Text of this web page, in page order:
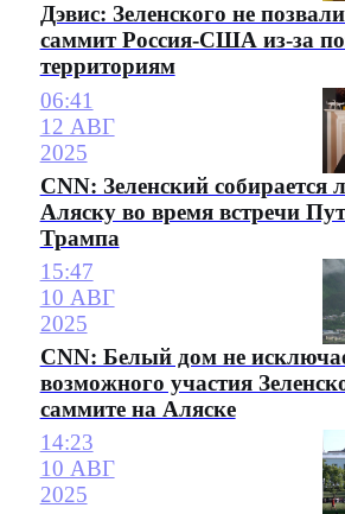
Дэвис: Зеленского не
саммит Россия-США из-за
территориям
06:41
12 АВГ
2025
CNN: Зеленский собирается
Аляску во время встречи
Трампа
15:47
10 АВГ
2025
CNN: Белый дом не
возможного участия
саммите на Аляске
14:23
10 АВГ
2025